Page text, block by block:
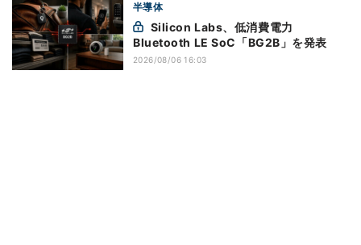
半導体
Bluetooth LE SoC「BG2B」を発表
2026/08/06 16:03